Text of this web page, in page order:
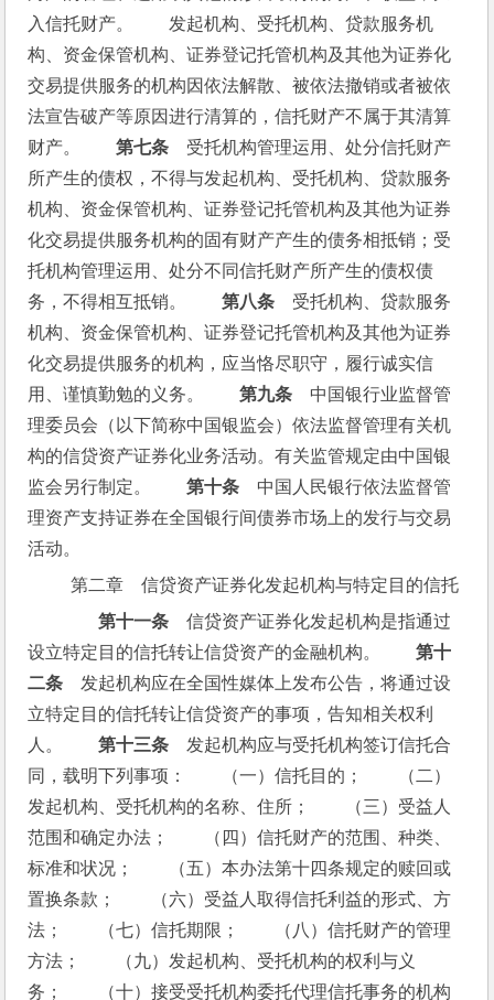
入信托财产。　　发起机构、受托机构、贷款服务机
构、资金保管机构、证券登记托管机构及其他为证券化
交易提供服务的机构因依法解散、被依法撤销或者被依
法宣告破产等原因进行清算的，信托财产不属于其清算
财产。 第七条 受托机构管理运用、处分信托财产
所产生的债权，不得与发起机构、受托机构、贷款服务
机构、资金保管机构、证券登记托管机构及其他为证券
化交易提供服务机构的固有财产产生的债务相抵销；受
托机构管理运用、处分不同信托财产所产生的债权债
务，不得相互抵销。 第八条 受托机构、贷款服务
机构、资金保管机构、证券登记托管机构及其他为证券
化交易提供服务的机构，应当恪尽职守，履行诚实信
用、谨慎勤勉的义务。 第九条 中国银行业监督管
理委员会（以下简称中国银监会）依法监督管理有关机
构的信贷资产证券化业务活动。有关监管规定由中国银
监会另行制定。 第十条 中国人民银行依法监督管
理资产支持证券在全国银行间债券市场上的发行与交易
活动。
第二章　信贷资产证券化发起机构与特定目的信托
第十一条 信贷资产证券化发起机构是指通过
设立特定目的信托转让信贷资产的金融机构。 第十
二条 发起机构应在全国性媒体上发布公告，将通过设
立特定目的信托转让信贷资产的事项，告知相关权利
人。 第十三条 发起机构应与受托机构签订信托合
同，载明下列事项：　　（一）信托目的；　　（二）
发起机构、受托机构的名称、住所；　　（三）受益人
范围和确定办法；　　（四）信托财产的范围、种类、
标准和状况；　　（五）本办法第十四条规定的赎回或
置换条款；　　（六）受益人取得信托利益的形式、方
法；　　（七）信托期限；　　（八）信托财产的管理
方法；　　（九）发起机构、受托机构的权利与义
务；　　（十）接受受托机构委托代理信托事务的机构